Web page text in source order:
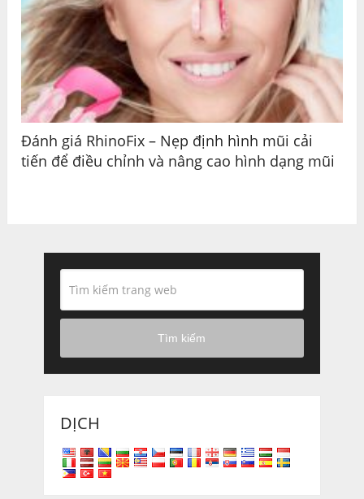
Đánh giá RhinoFix – Nẹp định hình mũi cải
tiến để điều chỉnh và nâng cao hình dạng mũi
Tìm kiếm
DỊCH